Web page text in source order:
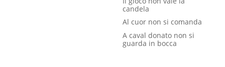
candela
Al cuor non si comanda
A caval donato non si
guarda in bocca